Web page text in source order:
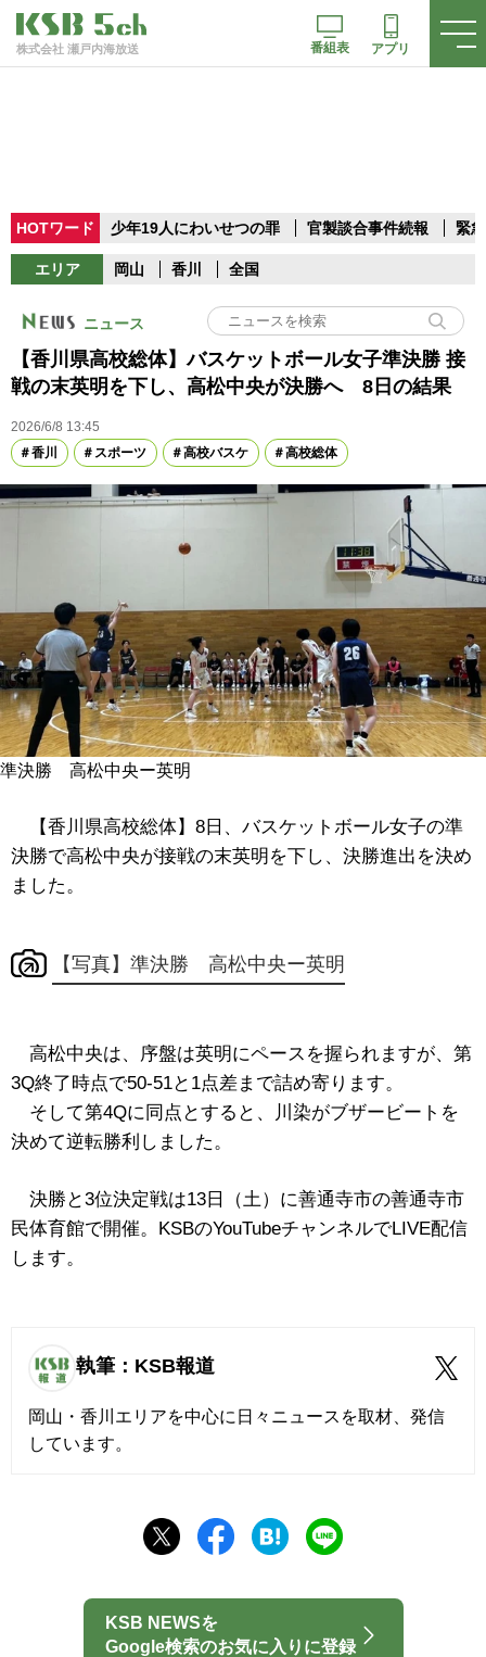
株式会社 瀬戸内海放送 番組表 アプリ
HOTワード 少年19人にわいせつの罪 官製談合事件続報 緊
エリア 岡山 香川 全国
ニュース
【香川県高校総体】バスケットボール女子準決勝 接
戦の末英明を下し、高松中央が決勝へ 8日の結果
2026/6/8 13:45
香川
スポーツ 高校バスケ 高校総体
準決勝 高松中央ー英明
【香川県高校総体】8日、バスケットボール女子の準
決勝で高松中央が接戦の末英明を下し、決勝進出を決め
ました。
【写真】準決勝 高松中央ー英明
高松中央は、序盤は英明にペースを握られますが、第
3Q終了時点で50-51と1点差まで詰め寄ります。
そして第4Qに同点とすると、川染がブザービートを
決めて逆転勝利しました。
決勝と3位決定戦は13日（土）に善通寺市の善通寺市
民体育館で開催。KSBのYouTubeチャンネルでLIVE配信
します。
執筆：KSB報道
岡山・香川エリアを中心に日々ニュースを取材、発信
しています。
KSB NEWSを
Google検索のお気に入りに登録